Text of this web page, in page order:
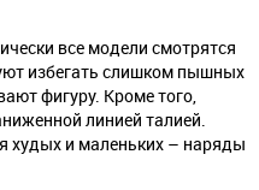
все модели смотрятся
избегать слишком пышных
фигуру. Кроме того,
линией талией.
худых и маленьких – наряды